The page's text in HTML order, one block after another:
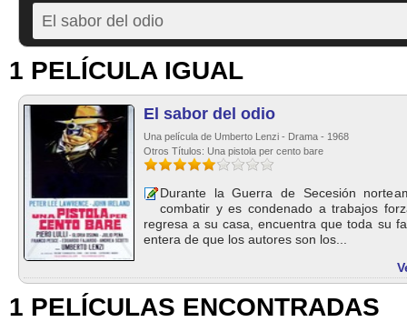
1 PELÍCULA IGUAL
El sabor del odio
Una película de Umberto Lenzi - Drama - 1968
Otros Títulos: Una pistola per cento bare
Durante la Guerra de Secesión
combatir y es condenado a trabajos
regresa a su casa, encuentra que toda su
entera de que los autores son los...
1 PELÍCULAS ENCONTRADAS